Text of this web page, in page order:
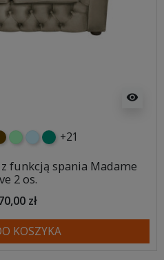
visibility
miętowybłękitny
turkusowy
+21
funkcją spania Madame
2 os.
zł
KOSZYKA